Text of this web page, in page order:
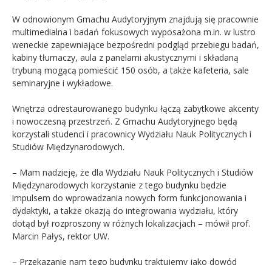
W odnowionym Gmachu Audytoryjnym znajdują się pracownie
multimedialna i badań fokusowych wyposażona m.in. w lustro
weneckie zapewniające bezpośredni podgląd przebiegu badań,
kabiny tłumaczy, aula z panelami akustycznymi i składaną
trybuną mogącą pomieścić 150 osób, a także kafeteria, sale
seminaryjne i wykładowe.
Wnętrza odrestaurowanego budynku łączą zabytkowe akcenty
i nowoczesną przestrzeń. Z Gmachu Audytoryjnego będą
korzystali studenci i pracownicy Wydziału Nauk Politycznych i
Studiów Międzynarodowych.
– Mam nadzieję, że dla Wydziału Nauk Politycznych i Studiów
Międzynarodowych korzystanie z tego budynku będzie
impulsem do wprowadzania nowych form funkcjonowania i
dydaktyki, a także okazją do integrowania wydziału, który
dotąd był rozproszony w różnych lokalizacjach – mówił prof.
Marcin Pałys, rektor UW.
– Przekazanie nam tego budynku traktujemy jako dowód